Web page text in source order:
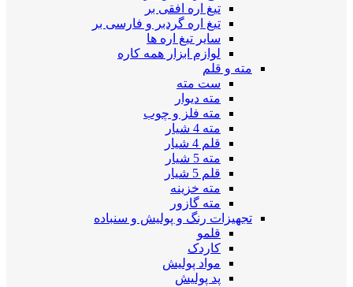
تیغ اره افقی بر
تیغ اره گردبر و فارسی بر
سایر تیغ اره ها
لوازم ابزار همه کاره
مته و قلم
ست مته
مته دیوار
مته فلز و چوب
مته 4 شیار
قلم 4 شیار
مته 5 شیار
قلم 5 شیار
مته خزینه
مته گازور
تجهیزات رنگ و پولیش و سنباده
قلمو
کاردک
مواد پولیش
پد پولیش